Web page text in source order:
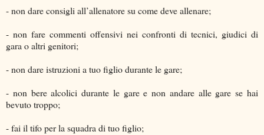
- non dare consigli all’allenatore su come deve allenare;
- non fare commenti offensivi nei confronti di tecnici, giudici di
gara o altri genitori;
- non dare istruzioni a tuo figlio durante le gare;
- non bere alcolici durante le gare e non andare alle gare se hai
bevuto troppo;
- fai il tifo per la squadra di tuo figlio;